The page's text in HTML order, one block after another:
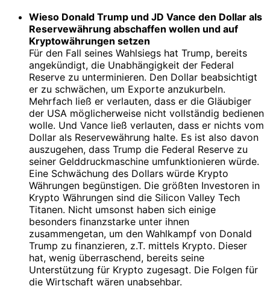
Wieso Donald Trump und JD Vance den Dollar als
Reservewährung abschaffen wollen und auf
Kryptowährungen setzen
Für den Fall seines Wahlsiegs hat Trump, bereits
angekündigt, die Unabhängigkeit der Federal
Reserve zu unterminieren. Den Dollar beabsichtigt
er zu schwächen, um Exporte anzukurbeln.
Mehrfach ließ er verlauten, dass er die Gläubiger
der USA möglicherweise nicht vollständig bedienen
wolle. Und Vance ließ verlauten, dass er nichts vom
Dollar als Reservewährung halte. Es ist also davon
auszugehen, dass Trump die Federal Reserve zu
seiner Gelddruckmaschine umfunktionieren würde.
Eine Schwächung des Dollars würde Krypto
Währungen begünstigen. Die größten Investoren in
Krypto Währungen sind die Silicon Valley Tech
Titanen. Nicht umsonst haben sich einige
besonders finanzstarke unter ihnen
zusammengetan, um den Wahlkampf von Donald
Trump zu finanzieren, z.T. mittels Krypto. Dieser
hat, wenig überraschend, bereits seine
Unterstützung für Krypto zugesagt. Die Folgen für
die Wirtschaft wären unabsehbar.